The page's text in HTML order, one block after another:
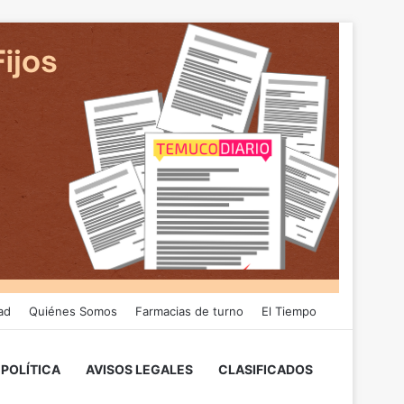
Quiénes Somos Farmacias de turno El Tiempo
POLÍTICA AVISOS LEGALES CLASIFICADOS